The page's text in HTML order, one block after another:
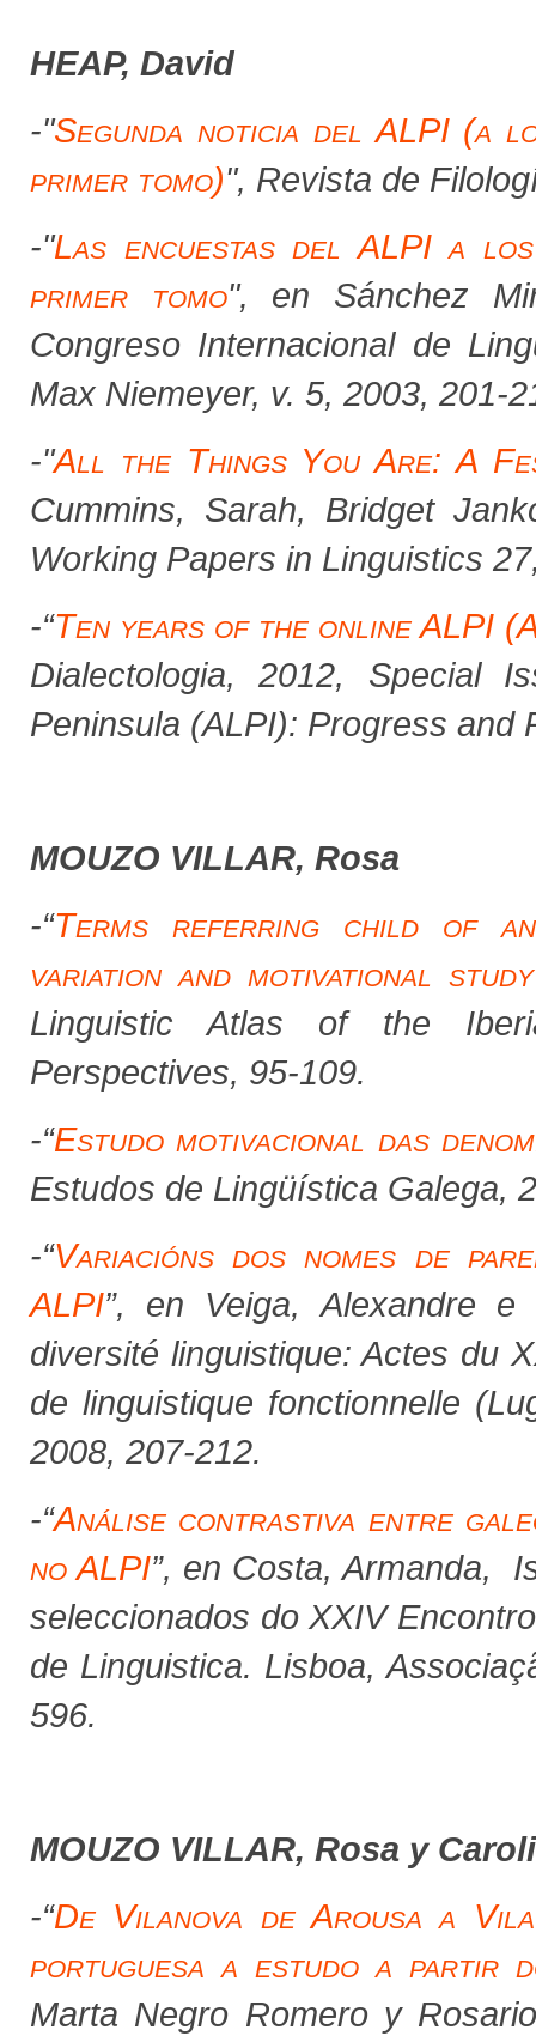
HEAP, David
-"Segunda noticia del ALPI (a
primer tomo)", Revista de
-"Las encuestas del ALPI a
primer tomo", en Sánchez
Congreso Internacional de
Max Niemeyer, v. 5, 2003, 201-
-"All the Things You Are: A
Cummins, Sarah, Bridget
Working Papers in Linguistics
-“Ten years of the online ALPI
Dialectologia, 2012, Special
Peninsula (ALPI): Progress and
MOUZO VILLAR, Rosa
-“Terms referring child of an
variation and motivational study
Linguistic Atlas of the
Perspectives, 95-109.
-“Estudo motivacional das
Estudos de Lingüística Galega,
-“Variacións dos nomes de
ALPI”, en Veiga, Alexandre
diversité linguistique: Actes du
de linguistique fonctionnelle
2008, 207-212.
-“Análise contrastiva entre
no ALPI”, en Costa, Armanda,
seleccionados do XXIV
de Linguistica. Lisboa,
596.
MOUZO VILLAR, Rosa y
-“De Vilanova de Arousa a
portuguesa a estudo a partir
Marta Negro Romero y